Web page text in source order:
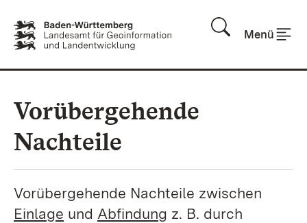
Menü
Vorübergehende
Nachteile
Vorübergehende Nachteile zwischen
Einlage und Abfindung z. B. durch